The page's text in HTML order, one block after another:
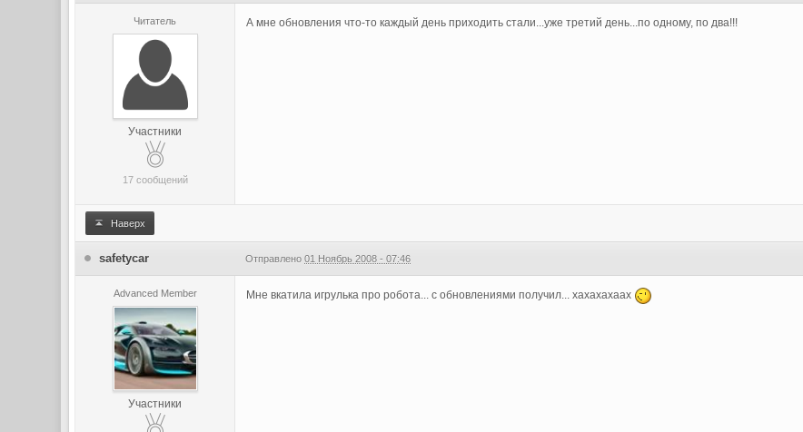
Читатель
Участники
17 сообщений
А мне обновления что-то каждый день приходить стали...уже третий день...по одному, по два!!!
Наверх
safetycar Отправлено01 Ноябрь 2008 - 07:46
Advanced Member
Участники
Мне вкатила игрулька про робота... с обновлениями получил... хахахахаах